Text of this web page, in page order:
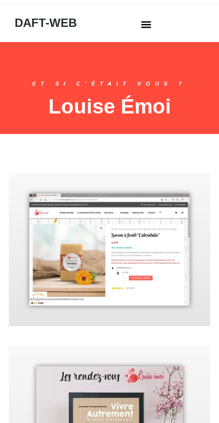
DAFT-WEB
ET SI C'ÉTAIT VOUS ?
Louise Émoi